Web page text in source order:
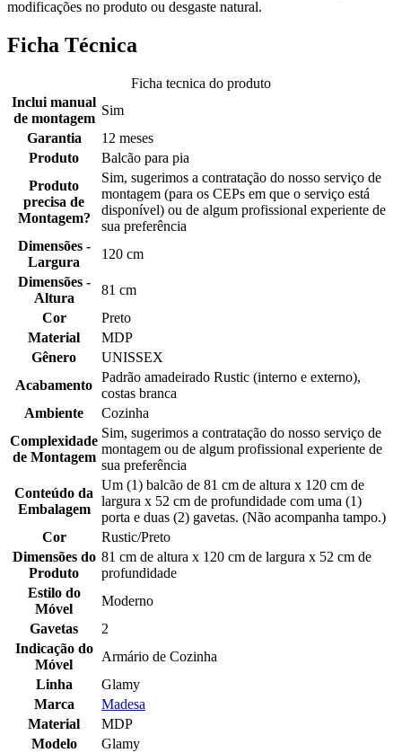
modificações no produto ou desgaste natural.
Ficha Técnica
Ficha tecnica do produto
Inclui manual
de montagem
Sim
Garantia
12 meses
Produto
Balcão para pia
Produto
precisa de
Montagem?
Sim, sugerimos a contratação do nosso serviço de
montagem (para os CEPs em que o serviço está
disponível) ou de algum profissional experiente de
sua preferência
Dimensões -
Largura
120 cm
Dimensões -
Altura
81 cm
Cor
Preto
Material
MDP
Gênero
UNISSEX
Acabamento
Padrão amadeirado Rustic (interno e externo),
costas branca
Ambiente
Cozinha
Complexidade
de Montagem
Sim, sugerimos a contratação do nosso serviço de
montagem ou de algum profissional experiente de
sua preferência
Conteúdo da
Embalagem
Um (1) balcão de 81 cm de altura x 120 cm de
largura x 52 cm de profundidade com uma (1)
porta e duas (2) gavetas. (Não acompanha tampo.)
Cor
Rustic/Preto
Dimensões do
Produto
81 cm de altura x 120 cm de largura x 52 cm de
profundidade
Estilo do
Móvel
Moderno
Gavetas
2
Indicação do
Móvel
Armário de Cozinha
Linha
Glamy
Marca
Madesa
Material
MDP
Modelo
Glamy